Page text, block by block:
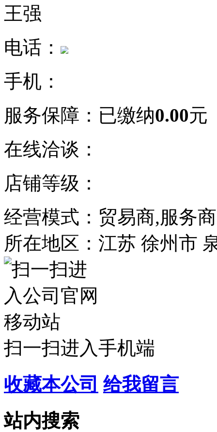
王强
电话：
手机：
服务保障： 已缴纳0.00元
在线洽谈：
店铺等级：
经营模式：贸易商,服务商
所在地区：江苏 徐州市
扫一扫进入手机端
收藏本公司 给我留言
站内搜索